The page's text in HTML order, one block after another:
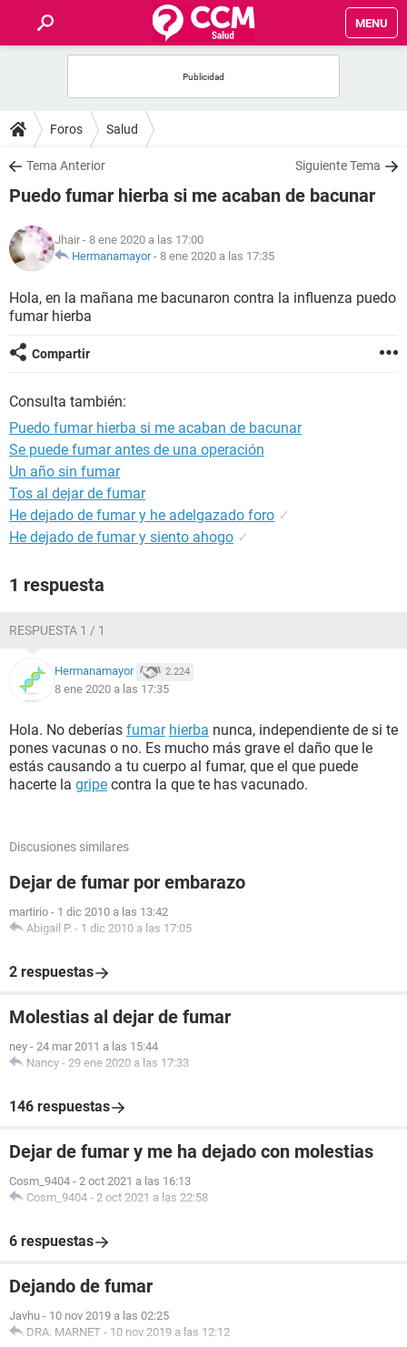
MENU
FOROS
SALUD
NUTRICIÓN
BIENESTAR
SEXUALIDAD
GLOSARIO
Foros Salud
Tema Anterior Siguiente Tema
Puedo fumar hierba si me acaban de bacunar
Jhair - 8 ene 2020 a las 17:00
Hermanamayor- 8 ene 2020 a las 17:35
Hola, en la mañana me bacunaron contra la influenza puedo
fumar hierba
Compartir
Consulta también:
Puedo fumar hierba si me acaban de bacunar
Se puede fumar antes de una operación
Un año sin fumar
Tos al dejar de fumar
He dejado de fumar y he adelgazado foro ✓
He dejado de fumar y siento ahogo ✓
1 respuesta
RESPUESTA 1 / 1
Hermanamayor 2.224
8 ene 2020 a las 17:35
Hola. No deberías fumar hierba nunca, independiente de si te
pones vacunas o no. Es mucho más grave el daño que le
estás causando a tu cuerpo al fumar, que el que puede
hacerte la gripe contra la que te has vacunado.
Discusiones similares
Dejar de fumar por embarazo
martirio - 1 dic 2010 a las 13:42
Abigail P. - 1 dic 2010 a las 17:05
2 respuestas
Molestias al dejar de fumar
ney - 24 mar 2011 a las 15:44
Nancy - 29 ene 2020 a las 17:33
146 respuestas
Dejar de fumar y me ha dejado con molestias
Cosm_9404 - 2 oct 2021 a las 16:13
Cosm_9404 - 2 oct 2021 a las 22:58
6 respuestas
Dejando de fumar
Javhu - 10 nov 2019 a las 02:25
DRA. MARNET - 10 nov 2019 a las 12:12